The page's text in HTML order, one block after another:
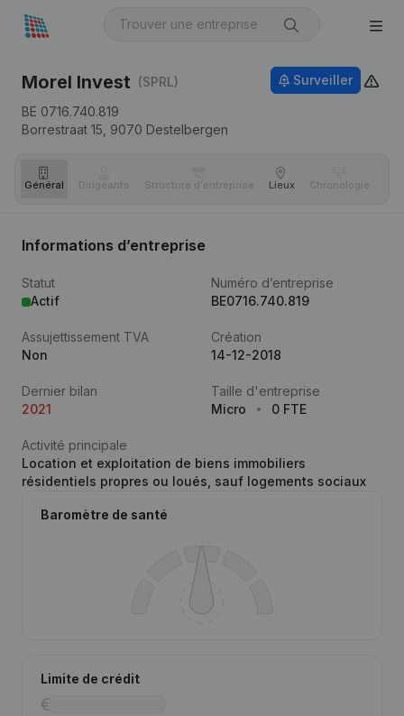
Morel Invest (SPRL)
BE 0716.740.819
Borrestraat 15, 9070 Destelbergen
Surveiller
Général Dirigeants Structure d'entreprise Lieux Chronologie
Informations d’entreprise
Statut
Actif
Numéro d’entreprise
BE0716.740.819
Assujettissement TVA
Non
Création
14-12-2018
Dernier bilan
2021
Taille d'entreprise
Micro
0 FTE
Activité principale
Location et exploitation de biens immobiliers
résidentiels propres ou loués, sauf logements sociaux
Baromètre de santé
Limite de crédit